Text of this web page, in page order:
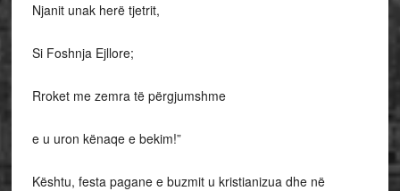
Njanit unak herë tjetrit,
Si Foshnja Ejllore;
Rroket me zemra të përgjumshme
e u uron kënaqe e bekim!”
Kështu, festa pagane e buzmit u kristianizua dhe në